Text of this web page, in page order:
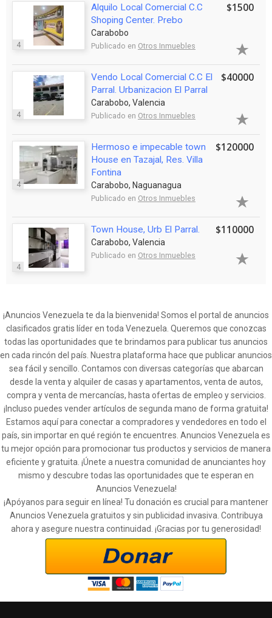
4
Alquilo Local Comercial C.C
Shoping Center. Prebo
Carabobo
Publicado en Otros Inmuebles
$1500
4
Vendo Local Comercial C.C El
Parral. Urbanizacion El Parral
Carabobo, Valencia
Publicado en Otros Inmuebles
$40000
4
Hermoso e impecable town
House en Tazajal, Res. Villa
Fontina
Carabobo, Naguanagua
Publicado en Otros Inmuebles
$120000
4
Town House, Urb El Parral.
Carabobo, Valencia
Publicado en Otros Inmuebles
$110000
¡Anuncios Venezuela te da la bienvenida! Somos el portal de anuncios
clasificados gratis líder en toda Venezuela. Queremos que conozcas
todas las oportunidades que te brindamos para publicar tus anuncios
en cada rincón del país. Nuestra plataforma hace que publicar anuncios
sea fácil y sencillo. Contamos con diversas categorías que abarcan
desde la venta y alquiler de casas y apartamentos, venta de autos,
compra y venta de mercancías, hasta ofertas de empleo y servicios.
¡Incluso puedes vender artículos de segunda mano de forma gratuita!
Estamos aquí para conectar a compradores y vendedores en todo el
país, sin importar en qué región te encuentres. Anuncios Venezuela es
tu mejor opción para promocionar tus productos y servicios de manera
eficiente y gratuita. ¡Únete a nuestra comunidad de anunciantes hoy
mismo y descubre todas las oportunidades que te esperan en
Anuncios Venezuela!
¡Apóyanos para seguir en línea! Tu donación es crucial para mantener
Anuncios Venezuela gratuitos y sin publicidad invasiva. Contribuya
ahora y asegure nuestra continuidad. ¡Gracias por tu generosidad!